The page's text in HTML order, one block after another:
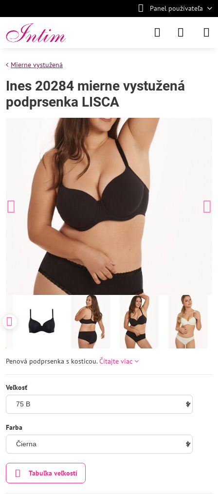
Panel používateľa
Mierne vystužená
Ines 20284 mierne vystužená
podprsenka LISCA
Penová podprsenka s kosticou.Čítajte viac
Veľkosť
Farba
Tabuľka veľkostí